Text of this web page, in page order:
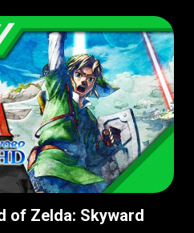
of Zelda: Skyward